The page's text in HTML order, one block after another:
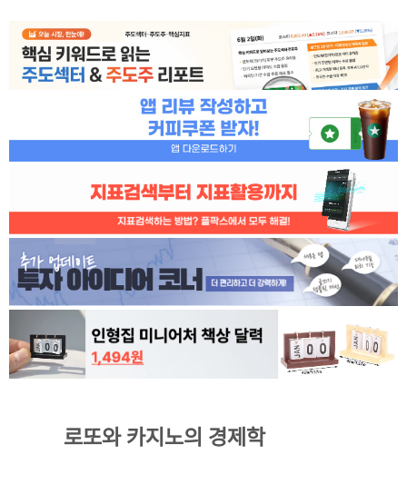
로또와 카지노의 경제학